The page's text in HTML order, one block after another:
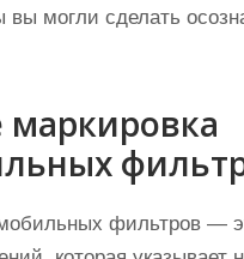
вы могли сделать
маркировка
фильтров —